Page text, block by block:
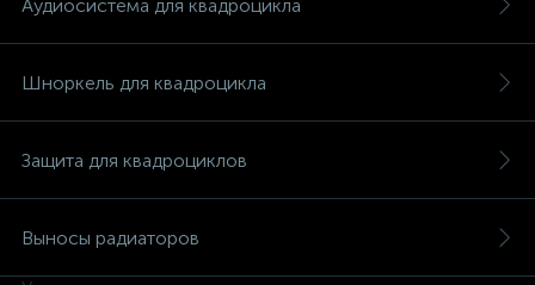
Аудиосистема для квадроцикла
Шноркель для квадроцикла
Защита для квадроциклов
Выносы радиаторов